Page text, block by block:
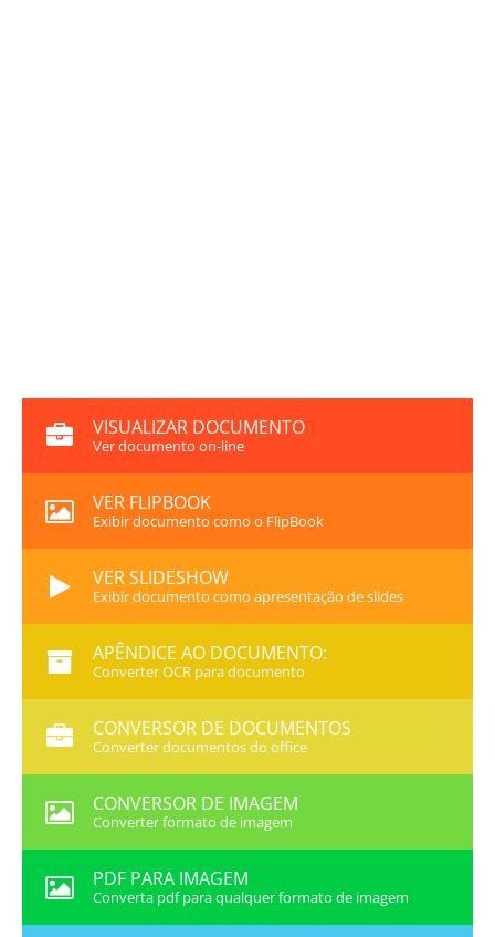
VISUALIZAR DOCUMENTO
Ver documento on-line
VER FLIPBOOK
Exibir documento como o FlipBook
VER SLIDESHOW
Exibir documento como apresentação de slides
APÊNDICE AO DOCUMENTO:
Converter OCR para documento
CONVERSOR DE DOCUMENTOS
Converter documentos do office
CONVERSOR DE IMAGEM
Converter formato de imagem
PDF PARA IMAGEM
Converta pdf para qualquer formato de imagem